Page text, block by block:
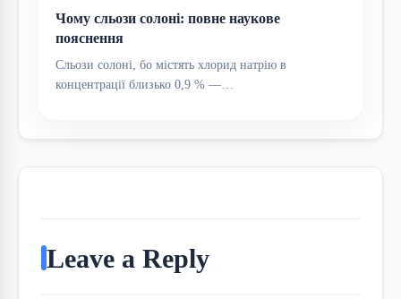
Чому сльози солоні: повне наукове
пояснення
Сльози солоні, бо містять хлорид натрію в
концентрації близько 0,9 % —…
Leave a Reply